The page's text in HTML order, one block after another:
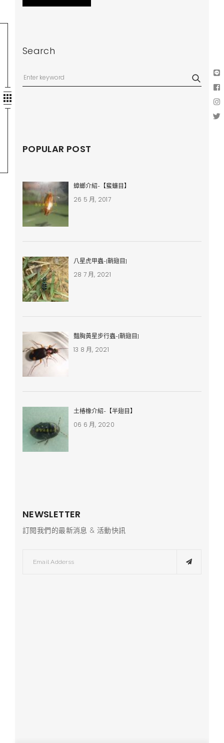
Search
POPULAR POST
蟑螂介紹-【蜚蠊目】
26 5 月, 2017
八星虎甲蟲-[鞘翅目]
28 7 月, 2021
豔胸黃星步行蟲-[鞘翅目]
13 8 月, 2021
土椿橡介紹-【半翅目】
06 6 月, 2020
NEWSLETTER
訂閱我們的最新消息 & 活動快訊